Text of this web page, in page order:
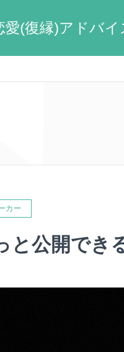
愛(復縁)アドバイ
カー
と公開でき